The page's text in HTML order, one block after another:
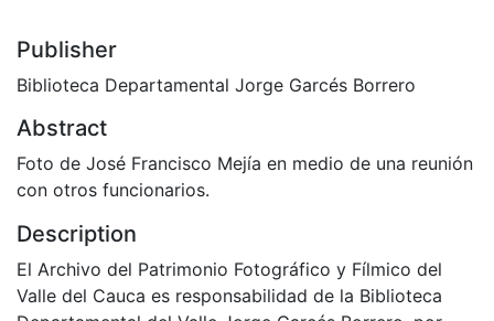
Publisher
Biblioteca Departamental Jorge Garcés Borrero
Abstract
Foto de José Francisco Mejía en medio de una reunión
con otros funcionarios.
Description
El Archivo del Patrimonio Fotográfico y Fílmico del
Valle del Cauca es responsabilidad de la Biblioteca